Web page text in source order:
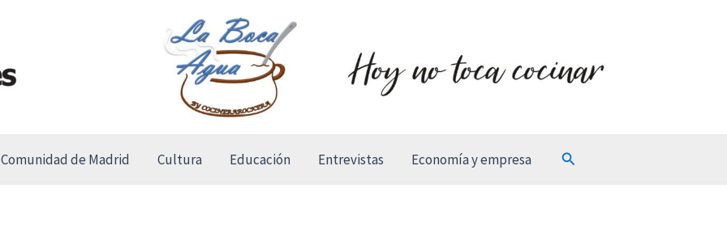
Comunidad de Madrid Cultura Educación Entrevistas Economía y empresa Buscar